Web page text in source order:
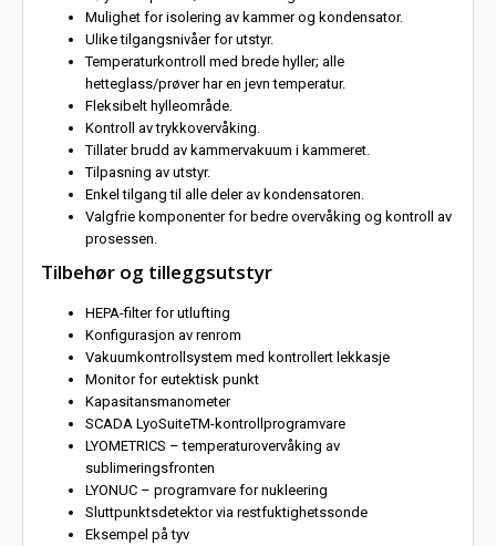
Mulighet for isolering av kammer og kondensator.
Ulike tilgangsnivåer for utstyr.
Temperaturkontroll med brede hyller; alle
hetteglass/prøver har en jevn temperatur.
Fleksibelt hylleområde.
Kontroll av trykkovervåking.
Tillater brudd av kammervakuum i kammeret.
Tilpasning av utstyr.
Enkel tilgang til alle deler av kondensatoren.
Valgfrie komponenter for bedre overvåking og kontroll av
prosessen.
Tilbehør og tilleggsutstyr
HEPA-filter for utlufting
Konfigurasjon av renrom
Vakuumkontrollsystem med kontrollert lekkasje
Monitor for eutektisk punkt
Kapasitansmanometer
SCADA LyoSuiteTM-kontrollprogramvare
LYOMETRICS – temperaturovervåking av
sublimeringsfronten
LYONUC – programvare for nukleering
Sluttpunktsdetektor via restfuktighetssonde
Eksempel på tyv